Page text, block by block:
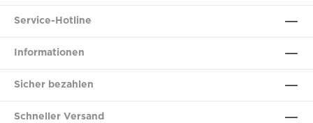
Service-Hotline
Informationen
Sicher bezahlen
Schneller Versand